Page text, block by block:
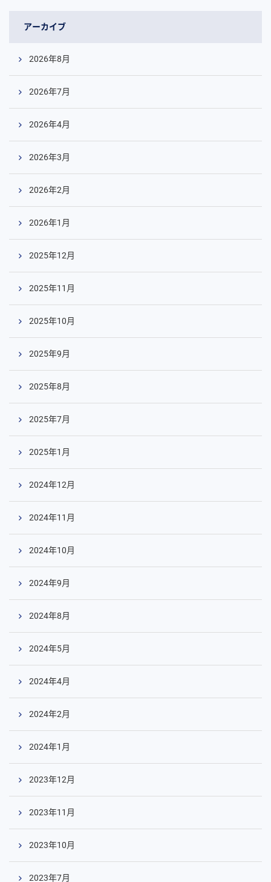
アーカイブ
2026年8月
2026年7月
2026年4月
2026年3月
2026年2月
2026年1月
2025年12月
2025年11月
2025年10月
2025年9月
2025年8月
2025年7月
2025年1月
2024年12月
2024年11月
2024年10月
2024年9月
2024年8月
2024年5月
2024年4月
2024年2月
2024年1月
2023年12月
2023年11月
2023年10月
2023年7月